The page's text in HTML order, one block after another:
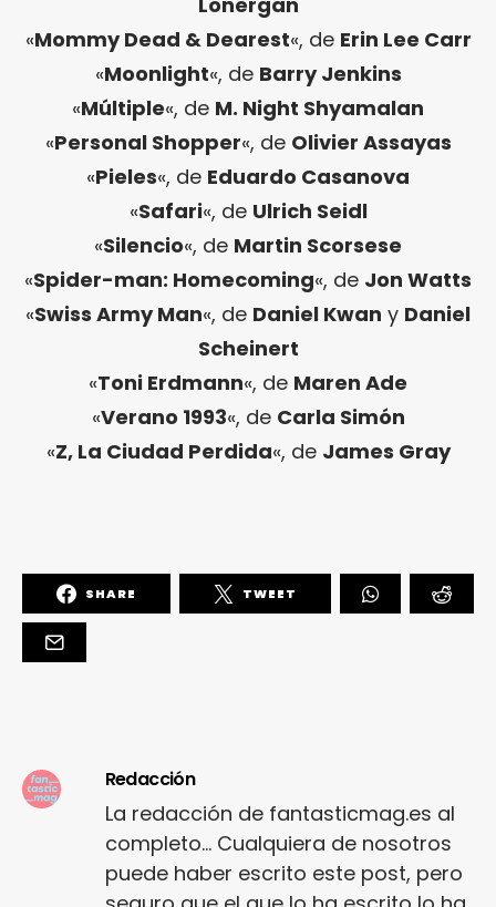
«Mommy Dead & Dearest«, de Erin Lee Carr
«Moonlight«, de Barry Jenkins
«Múltiple«, de M. Night Shyamalan
«Personal Shopper«, de Olivier Assayas
«Pieles«, de Eduardo Casanova
«Safari«, de Ulrich Seidl
«Silencio«, de Martin Scorsese
«Spider-man: Homecoming«, de Jon Watts
«Swiss Army Man«, de Daniel Kwan y Daniel
Scheinert
«Toni Erdmann«, de Maren Ade
«Verano 1993«, de Carla Simón
«Z, La Ciudad Perdida«, de James Gray
SHARE TWEET
Redacción
La redacción de fantasticmag.es al
completo... Cualquiera de nosotros
puede haber escrito este post, pero